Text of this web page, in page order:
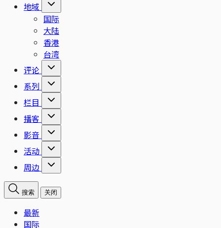
地域
国际
大陆
香港
台湾
评论
系列
栏目
播客
影音
活动
周边
搜索 关闭
最新
国际